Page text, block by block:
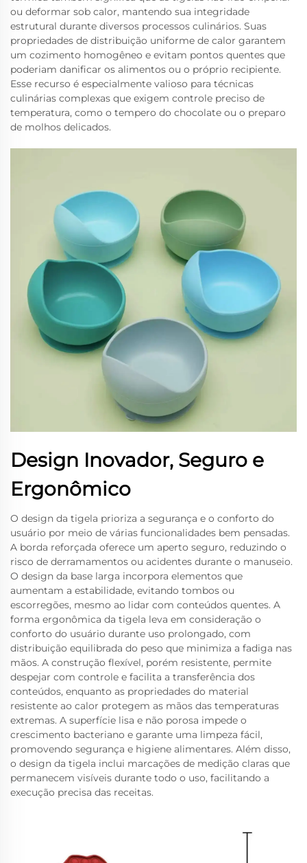
ou deformar sob calor, mantendo sua integridade
estrutural durante diversos processos culinários. Suas
propriedades de distribuição uniforme de calor garantem
um cozimento homogêneo e evitam pontos quentes que
poderiam danificar os alimentos ou o próprio recipiente.
Esse recurso é especialmente valioso para técnicas
culinárias complexas que exigem controle preciso de
temperatura, como o tempero do chocolate ou o preparo
de molhos delicados.
Design Inovador, Seguro e
Ergonômico
O design da tigela prioriza a segurança e o conforto do
usuário por meio de várias funcionalidades bem pensadas.
A borda reforçada oferece um aperto seguro, reduzindo o
risco de derramamentos ou acidentes durante o manuseio.
O design da base larga incorpora elementos que
aumentam a estabilidade, evitando tombos ou
escorregões, mesmo ao lidar com conteúdos quentes. A
forma ergonômica da tigela leva em consideração o
conforto do usuário durante uso prolongado, com
distribuição equilibrada do peso que minimiza a fadiga nas
mãos. A construção flexível, porém resistente, permite
despejar com controle e facilita a transferência dos
conteúdos, enquanto as propriedades do material
resistente ao calor protegem as mãos das temperaturas
extremas. A superfície lisa e não porosa impede o
crescimento bacteriano e garante uma limpeza fácil,
promovendo segurança e higiene alimentares. Além disso,
o design da tigela inclui marcações de medição claras que
permanecem visíveis durante todo o uso, facilitando a
execução precisa das receitas.